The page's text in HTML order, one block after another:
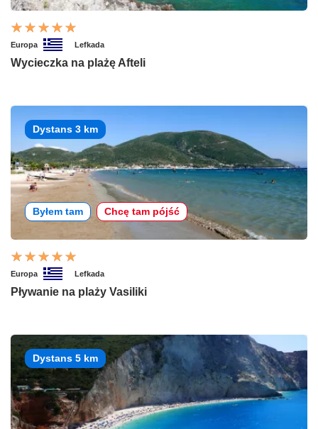
Europa Lefkada
Wycieczka na plażę Afteli
Dystans 3 km
Byłem tam Chcę tam pójść
Europa Lefkada
Pływanie na plaży Vasiliki
Dystans 5 km